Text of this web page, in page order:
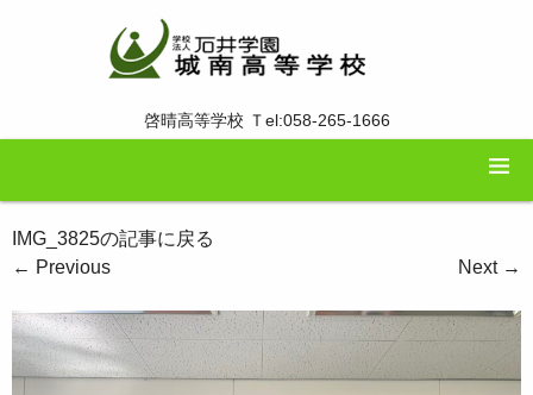
啓晴高等学校 Ｔel:058-265-1666
IMG_3825の記事に戻る
← Previous Next →